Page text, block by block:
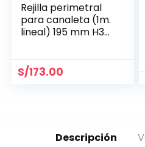
Rejilla perimetral
para canaleta (1m.
lineal) 195 mm H35
S/173.00
Descripción